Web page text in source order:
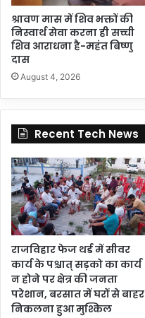
श्रावण मास में शिव भक्तों की
निस्वार्थ सेवा करना ही सच्ची
शिव आराधना है-महंत बिष्णु
दास
August 4, 2026
Recent Tech News
राजविहार फेज थर्ड में सीवर
कार्य के पश्चात् सड़को का कार्य
न होने पर क्षेत्र की जनता
परेशान, बरसात में घरों से बाहर
निकलना हुआ मुश्किल